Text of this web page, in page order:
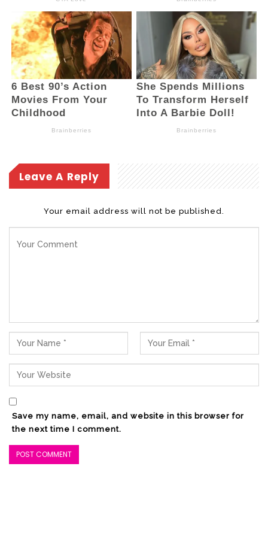
Leave A Reply
Your email address will not be published.
Save my name, email, and website in this browser for
the next time I comment.